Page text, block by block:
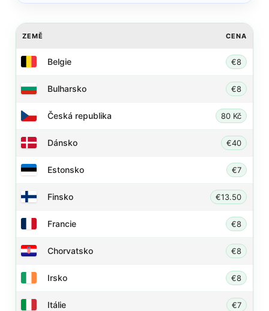
ZEMĚ CENA
Belgie €8
Bulharsko €8
Česká republika 80 Kč
Dánsko €40
Estonsko €7
Finsko €13.50
Francie €8
Chorvatsko €8
Irsko €8
Itálie €7